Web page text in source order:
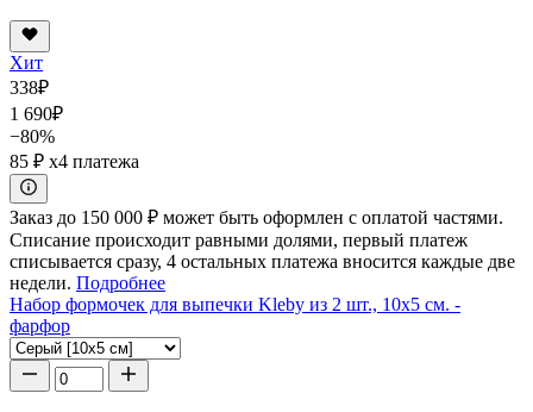
Хит
338₽
1 690₽
−80%
85 ₽ x4 платежа
Заказ до 150 000 ₽ может быть оформлен с оплатой частями.
Списание происходит равными долями, первый платеж
списывается сразу, 4 остальных платежа вносится каждые две
недели. Подробнее
Набор формочек для выпечки Kleby из 2 шт., 10x5 см. -
фарфор